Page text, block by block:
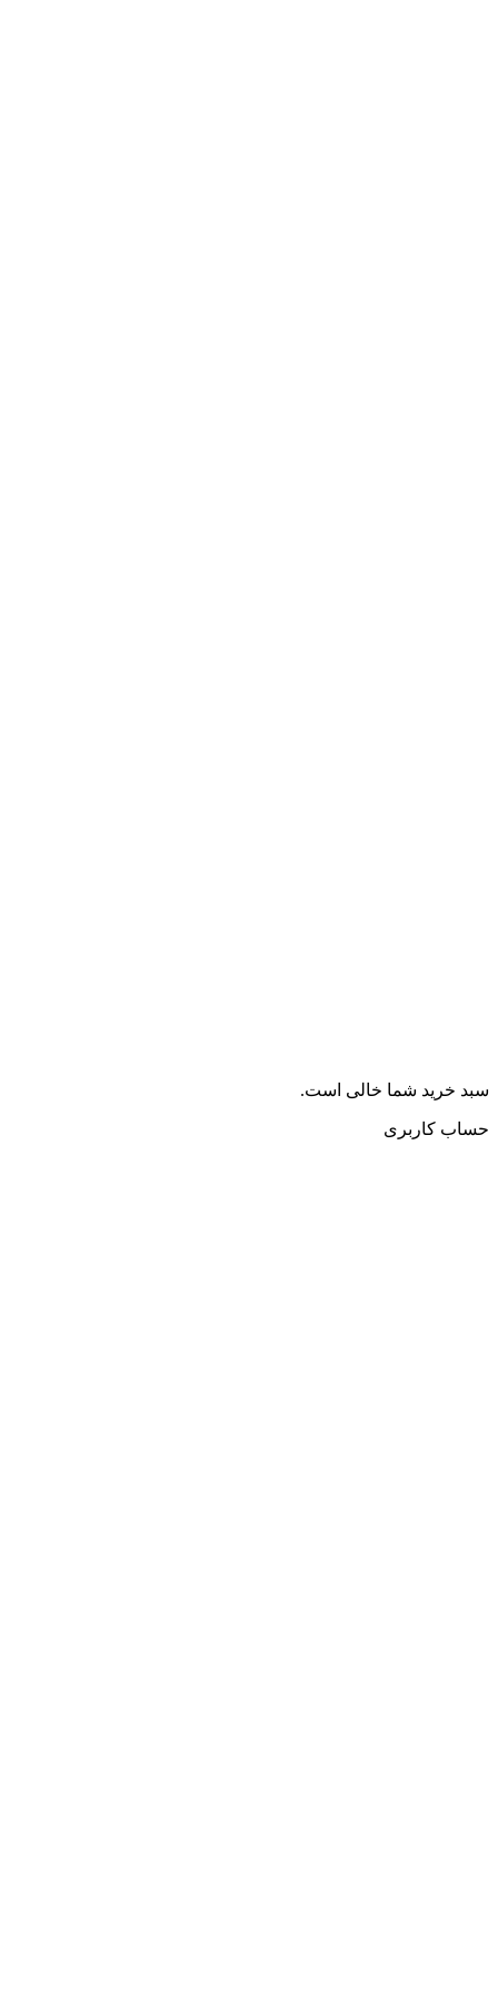
سبد خرید شما خالی است.
حساب کاربری